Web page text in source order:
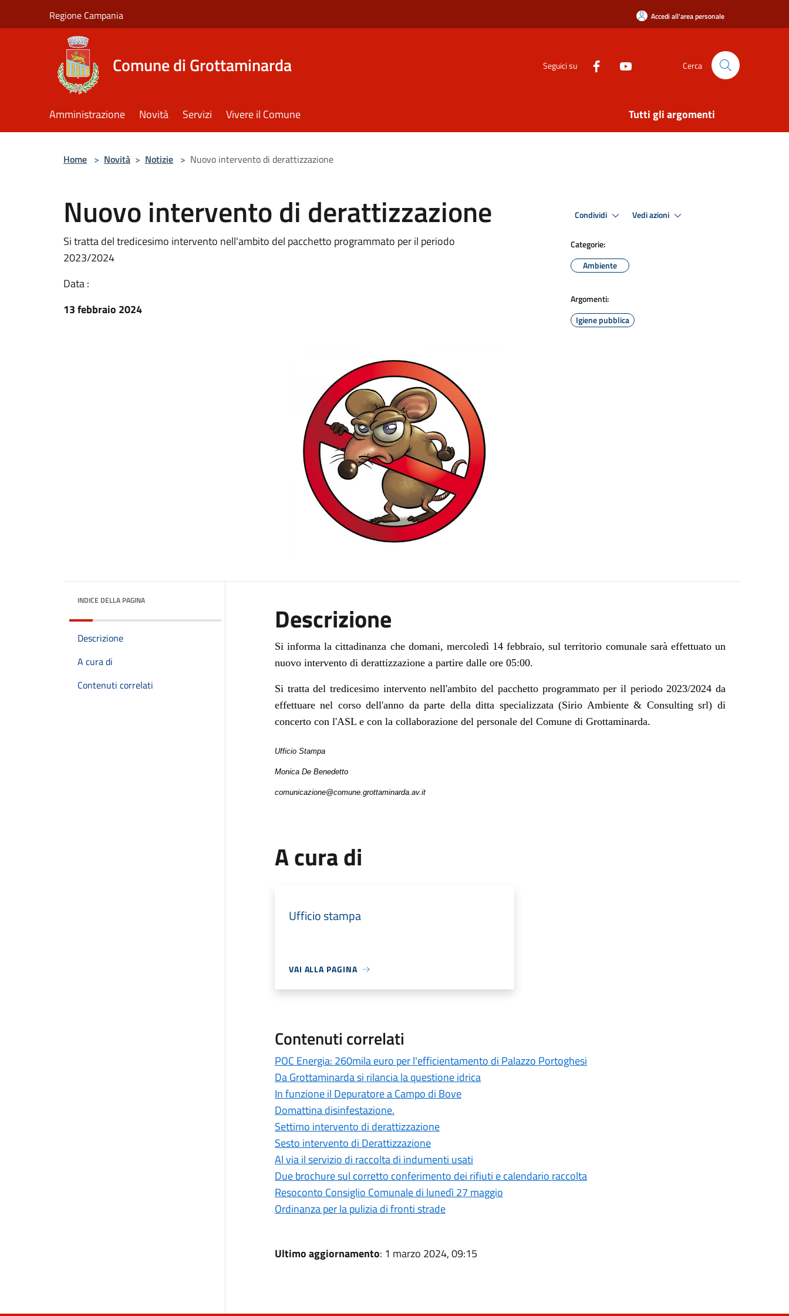
Regione Campania Accedi all'area personale
Comune di Grottaminarda Seguici su Cerca
Amministrazione Novità Servizi Vivere il Comune Tutti gli argomenti
Home > Novità > Notizie > Nuovo intervento di derattizzazione
Nuovo intervento di derattizzazione
Si tratta del tredicesimo intervento nell'ambito del pacchetto programmato per il periodo
2023/2024
Data :
13 febbraio 2024
Condividi Vedi azioni
Categorie:
Ambiente
Argomenti:
Igiene pubblica
INDICE DELLA PAGINA
Descrizione
A cura di
Contenuti correlati
Descrizione
Si informa la cittadinanza che domani, mercoledì 14 febbraio, sul territorio comunale sarà effettuato un
nuovo intervento di derattizzazione a partire dalle ore 05:00.
Si tratta del tredicesimo intervento nell'ambito del pacchetto programmato per il periodo 2023/2024 da
effettuare nel corso dell'anno da parte della ditta specializzata(Sirio Ambiente & Consulting srl) di
concerto con l'ASL e con la collaborazione del personale del Comune di Grottaminarda.
Ufficio Stampa
Monica De Benedetto
comunicazione@comune.grottaminarda.av.it
A cura di
Ufficio stampa
VAI ALLA PAGINA
Contenuti correlati
POC Energia: 260mila euro per l'efficientamento di Palazzo Portoghesi
Da Grottaminarda si rilancia la questione idrica
In funzione il Depuratore a Campo di Bove
Domattina disinfestazione.
Settimo intervento di derattizzazione
Sesto intervento di Derattizzazione
Al via il servizio di raccolta di indumenti usati
Due brochure sul corretto conferimento dei rifiuti e calendario raccolta
Resoconto Consiglio Comunale di lunedì 27 maggio
Ordinanza per la pulizia di fronti strade
Ultimo aggiornamento: 1 marzo 2024, 09:15